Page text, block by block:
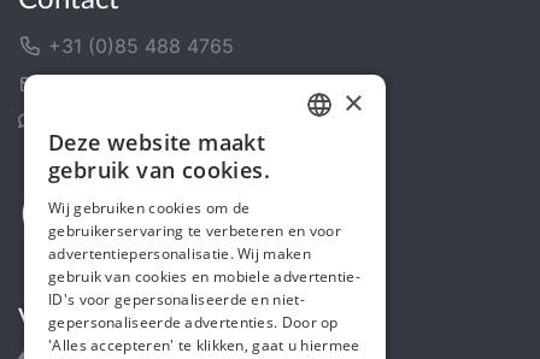
+31 (0)85 488 4765
Volg ons
ENGLISH
×
Deze website maakt
gebruik van cookies.
Wij gebruiken cookies om de
gebruikerservaring te verbeteren en voor
advertentiepersonalisatie. Wij maken
gebruik van cookies en mobiele advertentie-
ID's voor gepersonaliseerde en niet-
gepersonaliseerde advertenties. Door op
'Alles accepteren' te klikken, gaat u hiermee